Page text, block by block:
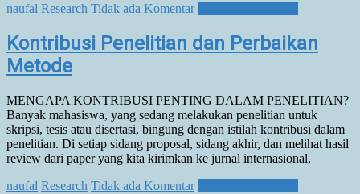
naufal Research Tidak ada Komentar
Kontribusi Penelitian dan Perbaikan
Metode
MENGAPA KONTRIBUSI PENTING DALAM PENELITIAN?
Banyak mahasiswa, yang sedang melakukan penelitian untuk
skripsi, tesis atau disertasi, bingung dengan istilah kontribusi dalam
penelitian. Di setiap sidang proposal, sidang akhir, dan melihat hasil
review dari paper yang kita kirimkan ke jurnal internasional,
naufal Research Tidak ada Komentar